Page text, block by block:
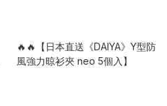
🔥🔥【日本直送《DAIYA》Y型防
風強力晾衫夾 neo 5個入】